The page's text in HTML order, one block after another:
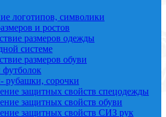
логотипов, символики
и ростов
размеров одежды
системе
размеров обуви
футболок
рубашки, сорочки
защитных свойств спецодежды
защитных свойств обуви
защитных свойств СИЗ рук